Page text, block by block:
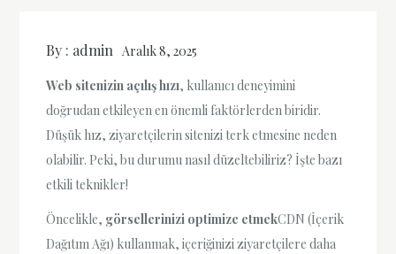
By : admin Aralık 8, 2025
Web sitenizin açılış hızı, kullanıcı deneyimini
doğrudan etkileyen en önemli faktörlerden biridir.
Düşük hız, ziyaretçilerin sitenizi terk etmesine neden
olabilir. Peki, bu durumu nasıl düzeltebiliriz? İşte bazı
etkili teknikler!
Öncelikle, görsellerinizi optimize etmekCDN (İçerik
Dağıtım Ağı) kullanmak, içeriğinizi ziyaretçilere daha